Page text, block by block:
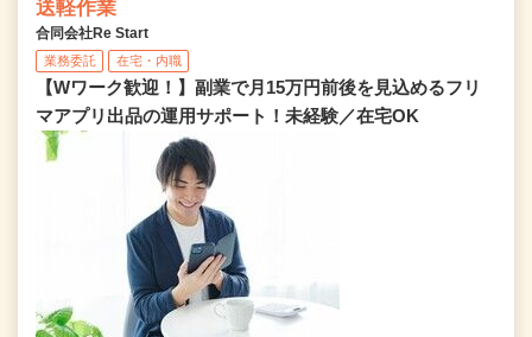
送軽作業
合同会社Re Start
業務委託 在宅・内職
【Wワーク歓迎！】副業で月15万円前後を見込めるフリ
マアプリ出品の運用サポート！未経験／在宅OK